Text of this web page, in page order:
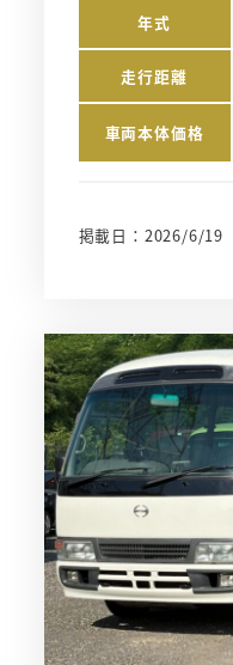
年式
走行距離
車両本体価格
掲載日：2026/6/19